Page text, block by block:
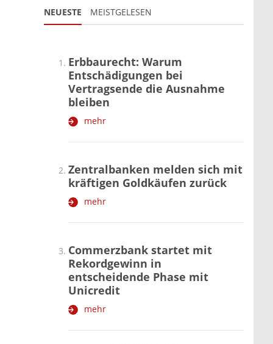
NEUESTE MEISTGELESEN
Erbbaurecht: Warum
Entschädigungen bei
Vertragsende die Ausnahme
bleiben
mehr
Zentralbanken melden sich mit
kräftigen Goldkäufen zurück
mehr
Commerzbank startet mit
Rekordgewinn in
entscheidende Phase mit
Unicredit
mehr